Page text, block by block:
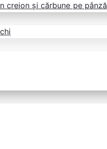
creion și cărbune pe pânză